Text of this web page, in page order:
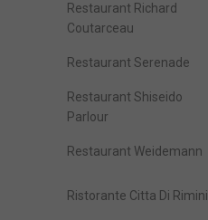
Restaurant Richard
Coutarceau
Restaurant Serenade
Restaurant Shiseido
Parlour
Restaurant Weidemann
Ristorante Citta Di Rimini